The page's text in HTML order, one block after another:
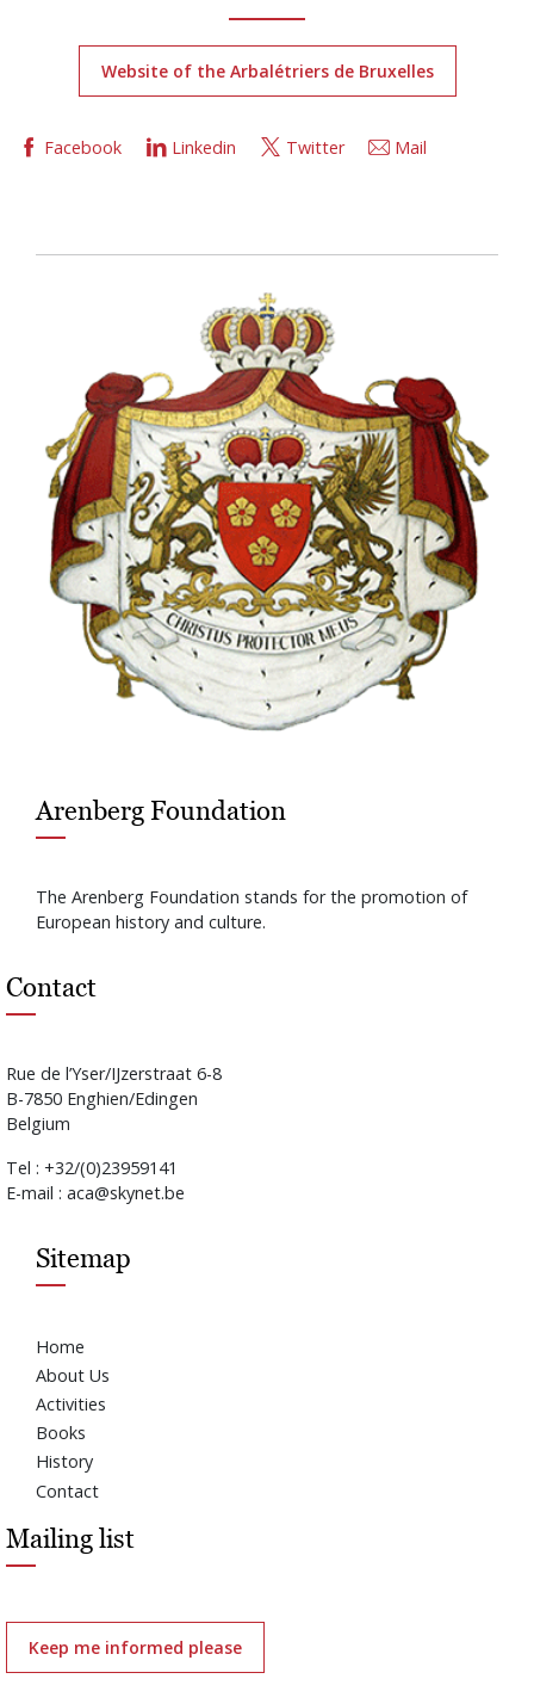
Website of the Arbalétriers de Bruxelles
Facebook Linkedin Twitter Mail
Arenberg Foundation
The Arenberg Foundation stands for the promotion of
European history and culture.
Contact
Rue de l’Yser/IJzerstraat 6-8
B-7850 Enghien/Edingen
Belgium
Tel : +32/(0)23959141
E-mail : aca@skynet.be
Sitemap
Home
About Us
Activities
Books
History
Contact
Mailing list
Keep me informed please